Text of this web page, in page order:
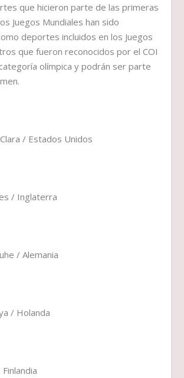
que hicieron parte de las primeras
Juegos Mundiales han sido
deportes incluidos en los Juegos
que fueron reconocidos por el COI
olímpica y podrán ser parte
/ Estados Unidos
/ Inglaterra
/ Alemania
/ Holanda